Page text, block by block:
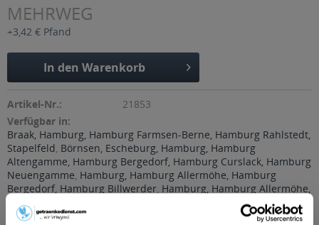
MEHRWEG
+3,42 € Pfand
In den Warenkorb
Artikel-Nr.:
21853
Verfügbar in:
Braak, Hamburg, Hamburg Farmsen-Berne, Hamburg Rahlstedt,
Stapelfeld, Börnsen, Escheburg, Hamburg, Hamburg
Altengamme, Hamburg Bergedorf, Hamburg Curslack, Hamburg
Neuengamme, Hamburg, Hamburg Allermöhe, Hamburg
Bergedorf, Hamburg Billwerder, Hamburg, Hamburg Allermöhe,
Hamburg Billbrook, Hamburg Billstedt, Hamburg Billwerder,
Hamburg Horn, Hamburg Lohbrügge, Hamburg Moorfleet,